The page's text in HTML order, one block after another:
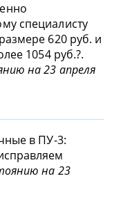
специалисту
620 руб. и
1054 руб.?.
на 23 апреля
в ПУ-3:
на 23